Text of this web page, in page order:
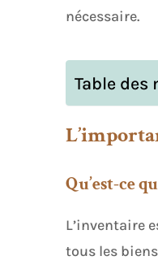
nécessaire.
Table des
Qu’est-ce
L’inventaire
tous les